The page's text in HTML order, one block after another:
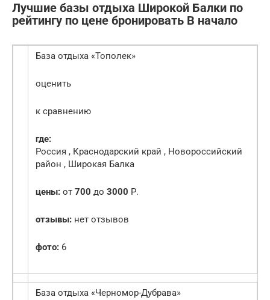
Лучшие базы отдыха Широкой Балки по
рейтингу по цене бронировать В начало
База отдыха «Тополек»
оценить
к сравнению
где:
Россия , Краснодарский край , Новороссийский
район , Широкая Балка
цены: от 700 до 3000 Р.
отзывы: нет отзывов
фото: 6
База отдыха «Черномор-Дубрава»